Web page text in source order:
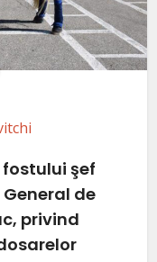
şef
de
privind